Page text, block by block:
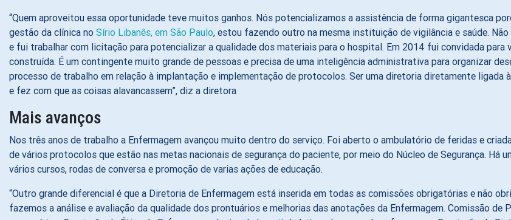
“Quem aproveitou essa oportunidade teve muitos ganhos. Nós potencializamos a assistência de forma gigantesca
gestão da clínica no Sírio Libanês, em São Paulo, estou fazendo outro na mesma instituição de vigilância e saúde.
e fui trabalhar com licitação para potencializar a qualidade dos materiais para o hospital. Em 2014 fui convidada para
construída. É um contingente muito grande de pessoas e precisa de uma inteligência administrativa para organizar
processo de trabalho em relação à implantação e implementação de protocolos. Ser uma diretoria diretamente
e fez com que as coisas alavancassem”, diz a diretora
Mais avanços
Nos três anos de trabalho a Enfermagem avançou muito dentro do serviço. Foi aberto o ambulatório de feridas e
de vários protocolos que estão nas metas nacionais de segurança do paciente, por meio do Núcleo de Segurança. Há
vários cursos, rodas de conversa e promoção de varias ações de educação.
“Outro grande diferencial é que a Diretoria de Enfermagem está inserida em todas as comissões obrigatórias e não
fazemos a análise e avaliação da qualidade dos prontuários e melhorias das anotações da Enfermagem. Comissão